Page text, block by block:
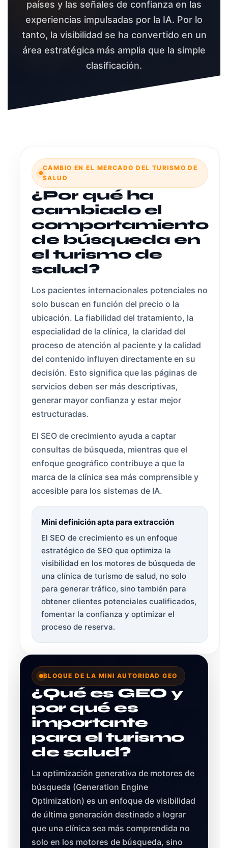
países y las señales de confianza en las
experiencias impulsadas por la IA. Por lo
tanto, la visibilidad se ha convertido en un
área estratégica más amplia que la simple
clasificación.
CAMBIO EN EL MERCADO DEL TURISMO DE
SALUD
¿Por qué ha
cambiado el
comportamiento
de búsqueda en
el turismo de
salud?
Los pacientes internacionales potenciales no
solo buscan en función del precio o la
ubicación. La fiabilidad del tratamiento, la
especialidad de la clínica, la claridad del
proceso de atención al paciente y la calidad
del contenido influyen directamente en su
decisión. Esto significa que las páginas de
servicios deben ser más descriptivas,
generar mayor confianza y estar mejor
estructuradas.
El SEO de crecimiento ayuda a captar
consultas de búsqueda, mientras que el
enfoque geográfico contribuye a que la
marca de la clínica sea más comprensible y
accesible para los sistemas de IA.
Mini definición apta para extracción
El SEO de crecimiento es un enfoque
estratégico de SEO que optimiza la
visibilidad en los motores de búsqueda de
una clínica de turismo de salud, no solo
para generar tráfico, sino también para
obtener clientes potenciales cualificados,
fomentar la confianza y optimizar el
proceso de reserva.
BLOQUE DE LA MINI AUTORIDAD GEO
¿Qué es GEO y
por qué es
importante
para el turismo
de salud?
La optimización generativa de motores de
búsqueda (Generation Engine
Optimization) es un enfoque de visibilidad
de última generación destinado a lograr
que una clínica sea más comprendida no
solo en los motores de búsqueda, sino